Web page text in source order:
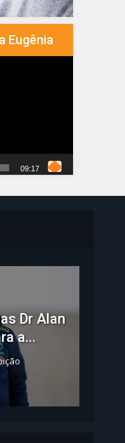
Eugênia
09:17
Dr Alan
a...